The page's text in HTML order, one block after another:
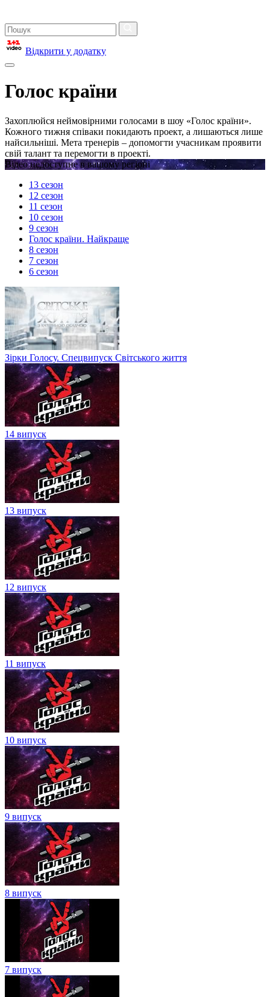
Відкрити у додатку
Голос країни
Захоплюйся неймовірними голосами в шоу «Голос країни».
Кожного тижня співаки покидають проект, а лишаються лише
найсильніші. Мета тренерів – допомогти учасникам проявити
свій талант та перемогти в проекті.
Відео недоступне в вашому регіоні
13 сезон
12 сезон
11 сезон
10 сезон
9 сезон
Голос країни. Найкраще
8 сезон
7 сезон
6 сезон
Зірки Голосу. Спецвипуск Світського життя
14 випуск
13 випуск
12 випуск
11 випуск
10 випуск
9 випуск
8 випуск
7 випуск